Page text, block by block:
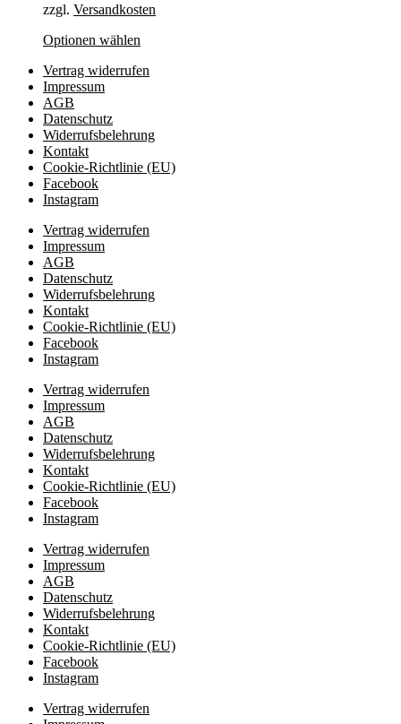
zzgl. Versandkosten
Optionen wählen
Vertrag widerrufen
Impressum
AGB
Datenschutz
Widerrufsbelehrung
Kontakt
Cookie-Richtlinie (EU)
Facebook
Instagram
Vertrag widerrufen
Impressum
AGB
Datenschutz
Widerrufsbelehrung
Kontakt
Cookie-Richtlinie (EU)
Facebook
Instagram
Vertrag widerrufen
Impressum
AGB
Datenschutz
Widerrufsbelehrung
Kontakt
Cookie-Richtlinie (EU)
Facebook
Instagram
Vertrag widerrufen
Impressum
AGB
Datenschutz
Widerrufsbelehrung
Kontakt
Cookie-Richtlinie (EU)
Facebook
Instagram
Vertrag widerrufen